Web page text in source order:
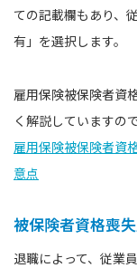
ての記載欄もあり、
有」を選択します。
雇用保険被保険者資
く解説していますの
雇用保険被保険者資
意点
被保険者資格喪
退職によって、従業